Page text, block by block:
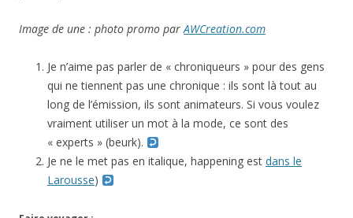
Image de une : photo promo parAWCreation.com
Je n’aime pas parler de « chroniqueurs » pour des gens
qui ne tiennent pas une chronique : ils sont là tout au
long de l’émission, ils sont animateurs. Si vous voulez
vraiment utiliser un mot à la mode, ce sont des
« experts » (beurk).
Je ne le met pas en italique, happening est dans le
Larousse)